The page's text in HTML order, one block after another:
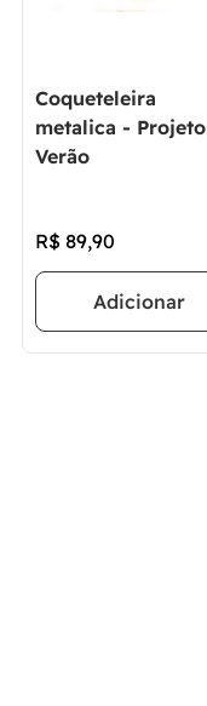
Coqueteleira
metalica - Projeto
Verão
R$ 89,90
Adicionar